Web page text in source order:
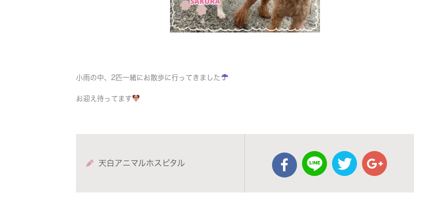
小雨の中、2匹一緒にお散歩に行ってきました
お迎え待ってます
天白アニマルホスピタル